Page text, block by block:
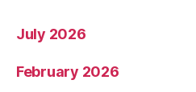
July 2026
February 2026